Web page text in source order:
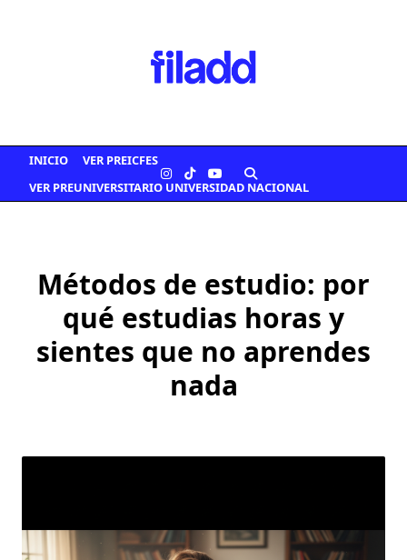
INICIO
VER PREICFES
VER PREUNIVERSITARIO UNIVERSIDAD NACIONAL
Métodos de estudio: por
qué estudias horas y
sientes que no aprendes
nada